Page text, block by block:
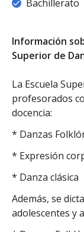
Bachillerato
Información
Superior de
La Escuela
profesorados
docencia:
* Danzas
* Expresión
* Danza clásica
Además, se
adolescentes y